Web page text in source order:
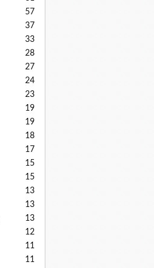
57
37
33
28
27
24
23
19
19
18
17
15
15
13
13
13
12
11
11